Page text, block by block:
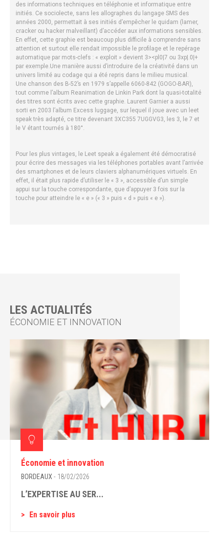
des informations techniques en téléphonie et informatique entre
initiés. Ce sociolecte, sans les allographes du langage SMS des
années 2000, permettait à ses initiés d’empêcher le quidam (lamer,
cracker ou hacker malveillant) d’accéder aux informations sensibles.
En effet, cette graphie est beaucoup plus difficile à comprendre sans
attention et surtout elle rendait impossible le profilage et le repérage
automatique par mots-clefs : « exploit » devient 3><pl0|7 ou 3xp|.0|+
par exemple.Une manière aussi d’introduire de la créativité dans un
univers limité au codage qui a été repris dans le milieu musical.
Une chanson des B-52’s en 1979 s’appelle 6060-842 (GOGO-BAR),
tout comme l’album Reanimation de Linkin Park dont la quasi-totalité
des titres sont écrits avec cette graphie. Laurent Garnier a aussi
sorti en 2003 l’album Excess luggage, sur lequel il joue avec un leet
speak très adapté, ce titre devenant 3XC355 7UGGVG3, les 3, le 7 et
le V étant tournés à 180°.
Pour les plus vintages, le Leet speak a également été démocratisé
pour écrire des messages via les téléphones portables avant l’arrivée
des smartphones et de leurs claviers alphanumériques virtuels. En
effet, il était plus rapide d’utiliser le « 3 », accessible d’un simple
appui sur la touche correspondante, que d’appuyer 3 fois sur la
touche pour atteindre le « e » (« 3 » puis « d » puis « e »).
LES ACTUALITÉS
ÉCONOMIE ET INNOVATION
Économie et innovation
BORDEAUX - 18/02/2026
L’EXPERTISE AU SER...
En savoir plus